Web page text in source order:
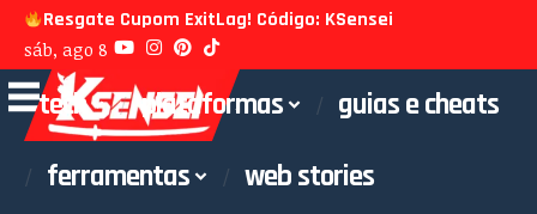
Resgate Cupom ExitLag! Código: KSensei
sáb, ago 8
tech plataformas
guias e cheats
ferramentas
web stories